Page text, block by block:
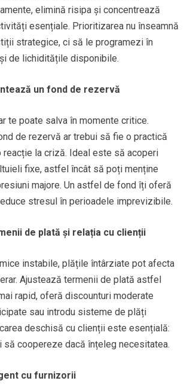
elimină risipa și concentrează
esențiale. Prioritizarea nu înseamnă
strategice, ci să le programezi în
de lichiditățile disponibile.
un fond de rezervă
te poate salva în momente critice.
de rezervă ar trebui să fie o practică
reacție la criză. Ideal este să acoperi
fixe, astfel încât să poți menține
majore. Un astfel de fond îți oferă
stresul în perioadele imprevizibile.
de plată și relația cu clienții
instabile, plățile întârziate pot afecta
Ajustează termenii de plată astfel
rapid, oferă discounturi moderate
sau introdu sisteme de plăți
deschisă cu clienții este esențială:
coopereze dacă înțeleg necesitatea.
cu furnizorii